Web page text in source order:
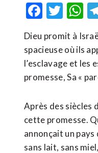
Dieu promit à
spacieuse où ils
l’esclavage et les
promesse, Sa «
Après des siècles
cette promesse.
annonçait un
sans lait, sans